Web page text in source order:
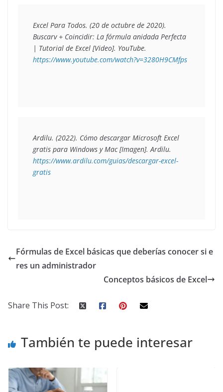
Buscarv + Coincidir: La fórmula anidada Perfecta
| Tutorial de Excel
https://www.youtube.com/watch?v=3280H9CMfps
Ardilu. (2022). Cómo descargar Microsoft Excel
gratis para Windows y Mac
https://www.ardilu.com/guias/descargar-excel-
gratis
Fórmulas de Excel básicas que deberías conocer si e
res un administrador
Conceptos básicos de Excel
Share This Post:
También te puede interesar